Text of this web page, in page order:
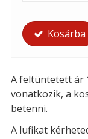
Kosárba
A feltüntetett ár
vonatkozik, a
betenni.
A lufikat